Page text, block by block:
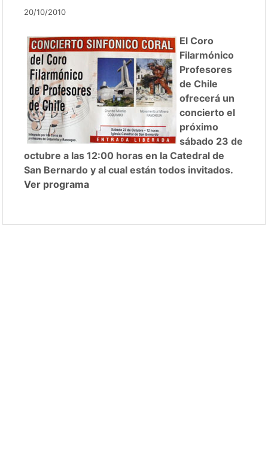
20/10/2010
El Coro
Filarmónico
Profesores
de Chile
ofrecerá un
concierto el
próximo
sábado 23 de
octubre a las 12:00 horas en la Catedral de
San Bernardo y al cual están todos invitados.
Ver programa